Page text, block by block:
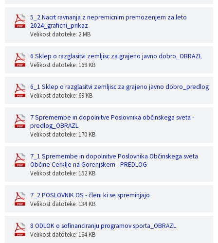
5_2 Nacrt ravnanja z nepremicnim premozenjem za leto
2024_graficni_prikaz
Velikost datoteke: 2 MB
6 Sklep o razglasitvi zemljisc za grajeno javno dobro_OBRAZL
Velikost datoteke: 169 KB
6_1 Sklep o razglasitvi zemljisc za grajeno javno dobro_predlog
Velikost datoteke: 69 KB
7 Spremembe in dopolnitve Poslovnika občinskega sveta -
predlog_OBRAZL
Velikost datoteke: 170 KB
7_1 Spremembe in dopolnitve Poslovnika Občinskega sveta
Občine Cerklje na Gorenjskem - PREDLOG
Velikost datoteke: 152 KB
7_2 POSLOVNIK OS - členi ki se spreminjajo
Velikost datoteke: 134 KB
8 ODLOK o sofinanciranju programov sporta_OBRAZL
Velikost datoteke: 164 KB